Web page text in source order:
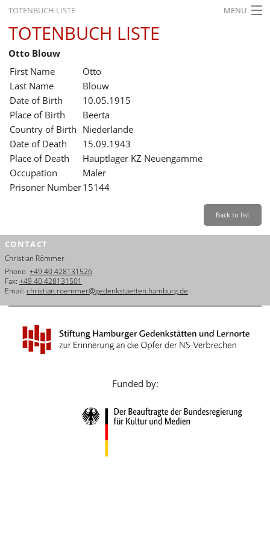
TOTENBUCH LISTE MENU
STARTSEITE
AUSSTELLUNGEN
GESCHICHTE
BILDUNG
FORSCHUNG
SERVICE
Leichte Sprache Back
Dansk
Español
Italiano
Nederlands
Português
TOTENBUCH LISTE
Otto Blouw
First Name
Otto
Last Name
Blouw
Date of Birth
10.05.1915
Place of Birth
Beerta
Country of Birth Niederlande
Date of Death
15.09.1943
Place of Death
Hauptlager KZ Neuengamme
Occupation
Maler
Prisoner Number15144
Back to list
CONTACT
Christian Römmer
Phone: +49 40 428131526
Fax: +49 40 428131501
Email: christian.roemmer@gedenkstaetten.hamburg.de
Funded by: